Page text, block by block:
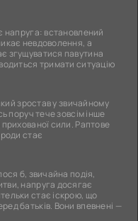
напруга: встановлений
невдоволення, а
згущуватися павутина
тримати ситуацію
зростав у звичайному
поруч тече зовсім інше
сили. Раптове
стає
б, звичайна подія,
напруга досягає
стає іскрою, що
батьків. Вони впевнені —